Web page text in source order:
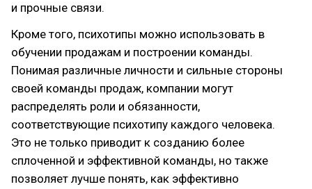
и прочные связи.
Кроме того, психотипы можно использовать в
обучении продажам и построении команды.
Понимая различные личности и сильные стороны
своей команды продаж, компании могут
распределять роли и обязанности,
соответствующие психотипу каждого человека.
Это не только приводит к созданию более
сплоченной и эффективной команды, но также
позволяет лучше понять, как эффективно